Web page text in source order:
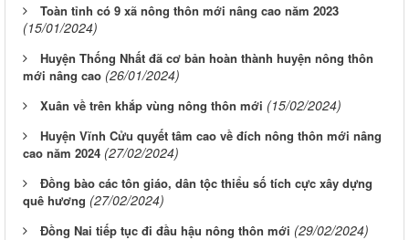
Toàn tỉnh có 9 xã nông thôn mới nâng cao năm 2023
(15/01/2024)
Huyện Thống Nhất đã cơ bản hoàn thành huyện nông thôn
mới nâng cao (26/01/2024)
Xuân về trên khắp vùng nông thôn mới (15/02/2024)
Huyện Vĩnh Cửu quyết tâm cao về đích nông thôn mới nâng
cao năm 2024 (27/02/2024)
Đồng bào các tôn giáo, dân tộc thiểu số tích cực xây dựng
quê hương (27/02/2024)
Đồng Nai tiếp tục đi đầu hậu nông thôn mới (29/02/2024)